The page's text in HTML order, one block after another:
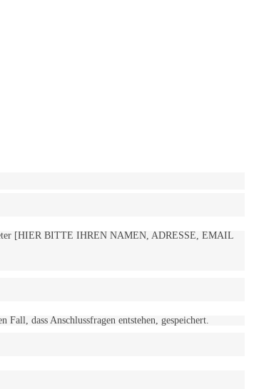
[HIER BITTE IHREN NAMEN, ADRESSE, EMAIL
dass Anschlussfragen entstehen, gespeichert.